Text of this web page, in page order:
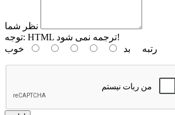
نظر شما
توجه:
HTML ترجمه نمی شود!
رتبه بد خوب